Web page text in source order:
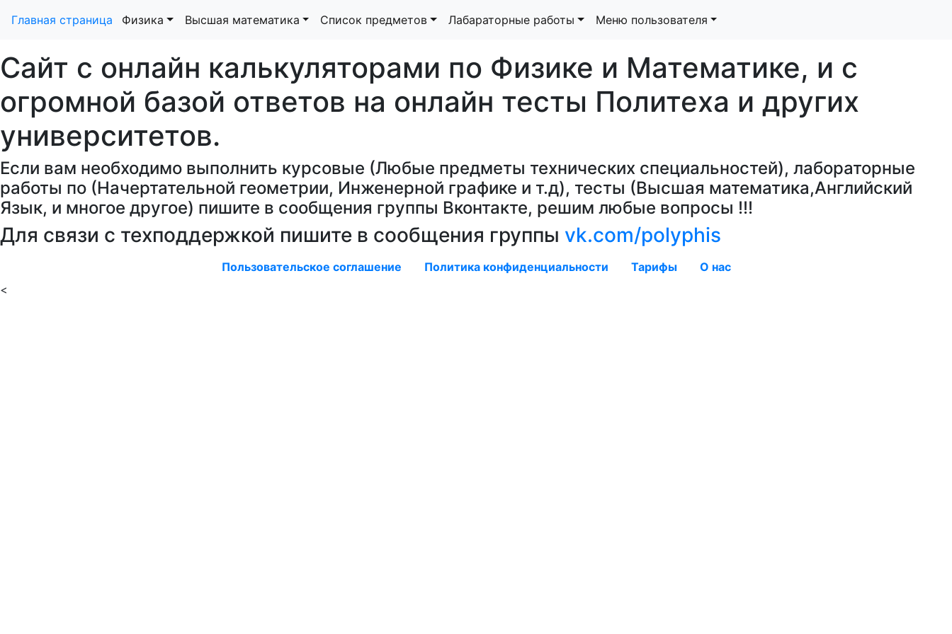
Главная страница Физика Высшая математика Список предметов Лабараторные работы Меню пользователя
Сайт с онлайн калькуляторами по Физике и Математике, и с
огромной базой ответов на онлайн тесты Политеха и других
университетов.
Если вам необходимо выполнить курсовые (Любые предметы технических специальностей), лабораторные
работы по (Начертательной геометрии, Инженерной графике и т.д), тесты (Высшая математика,Английский
Язык, и многое другое) пишите в сообщения группы Вконтакте, решим любые вопросы !!!
Для связи с техподдержкой пишите в сообщения группы vk.com/polyphis
Пользовательское соглашение Политика конфиденциальности Тарифы
О нас
<